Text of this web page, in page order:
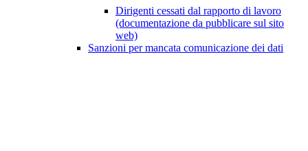
Dirigenti cessati dal rapporto di lavoro
(documentazione da pubblicare sul sito
web)
Sanzioni per mancata comunicazione dei dati